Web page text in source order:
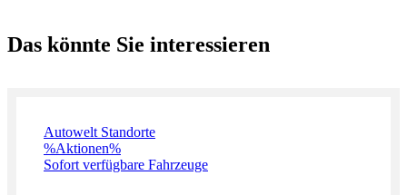
Das könnte Sie interessieren
Autowelt Standorte
%Aktionen%
Sofort verfügbare Fahrzeuge